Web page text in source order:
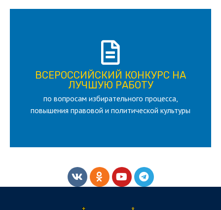
ВСЕРОССИЙСКИЙ КОНКУРС НА
ЛУЧШУЮ РАБОТУ
по вопросам избирательного процесса,
повышения правовой и политической культуры
ВСЕРОССИЙСКИЙ КОНКУРС НА
ЛУЧШУЮ РАБОТУ
для лица старше 18 и моложе 35 лет
ПОДРОБНЕЕ